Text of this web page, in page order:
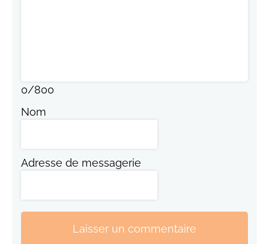
0/800
Nom
Adresse de messagerie
Laisser un commentaire